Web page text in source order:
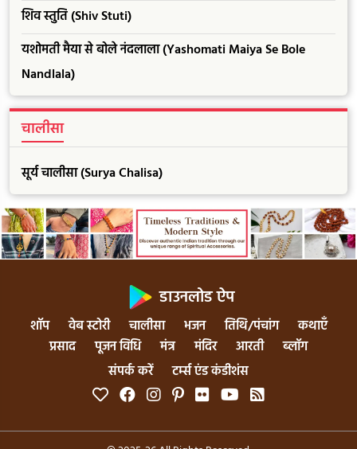
शिव स्तुति (Shiv Stuti)
यशोमती मैया से बोले नंदलाला (Yashomati Maiya Se Bole
Nandlala)
चालीसा
सूर्य चालीसा (Surya Chalisa)
डाउनलोड ऐप
शॉप वेब स्टोरी चालीसा भजन तिथि/पंचांग
कथाएँ
प्रसाद
पूजन विधि मंत्र मंदिर आरती
ब्लॉग
संपर्क करें
टर्म्स एंड कंडीशंस